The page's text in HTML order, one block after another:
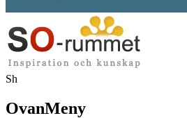
Sh
OvanMeny